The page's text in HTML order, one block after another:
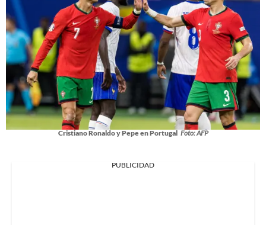
Cristiano Ronaldo y Pepe en Portugal Foto: AFP
PUBLICIDAD